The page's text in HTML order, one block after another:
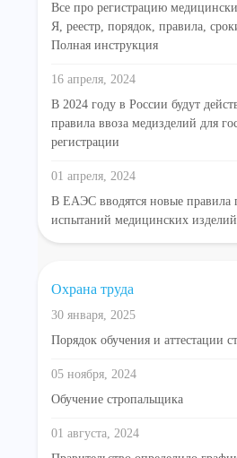
Все про регистрацию
Я, реестр, порядок, правила,
Полная инструкция
16 апреля, 2024
В 2024 году в России будут
правила ввоза медизделий для
регистрации
01 апреля, 2024
В ЕАЭС вводятся новые правила
испытаний медицинских изделий
Охрана труда
30 января, 2025
Порядок обучения и аттестации
05 ноября, 2024
Обучение стропальщика
01 августа, 2024